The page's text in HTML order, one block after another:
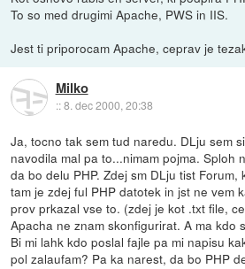
To so med drugimi Apache, PWS in IIS.
Jest ti priporocam Apache, ceprav je
Milko
::8. dec 2000, 20:38
Ja, tocno tak sem tud naredu. DLju sem
navodila mal pa to...nimam pojma. Sploh
da bo delu PHP. Zdej sm DLju tist Forum,
tam je zdej ful PHP datotek in jst ne vem
prov prkazal vse to. (zdej je kot .txt file,
Apacha ne znam skonfigurirat. A ma kdo
Bi mi lahk kdo poslal fajle pa mi napisu
pol zalaufam? Pa ka narest, da bo PHP